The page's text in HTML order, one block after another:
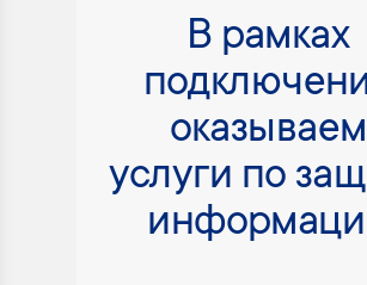
В рамках
оказываем
услуги по